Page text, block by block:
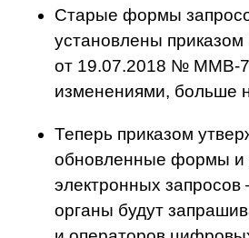
задержки из-за ручной
а также фиксировать, когда был
запрос и когда — отправлен
Полезные
сотрудников
Будьте в курсе изменений